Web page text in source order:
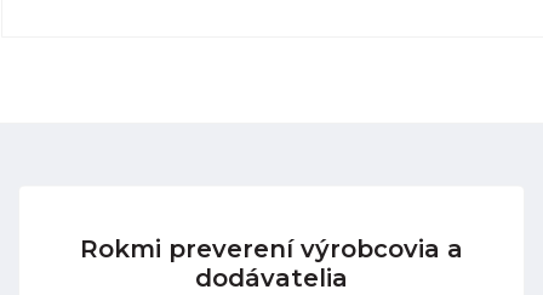
Rokmi preverení výrobcovia a
dodávatelia